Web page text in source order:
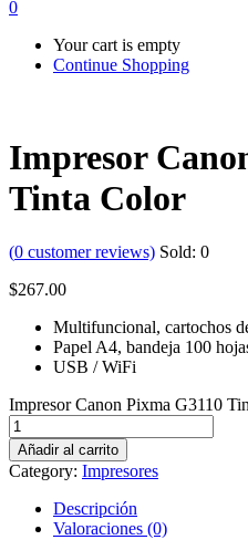
0
Your cart is empty
Continue Shopping
Impresor
Tinta Color
(0 customer reviews) Sold: 0
$267.00
Multifuncional, cartochos
Papel A4, bandeja 100
USB / WiFi
Impresor Canon Pixma G3110
Añadir al carrito
Category: Impresores
Descripción
Valoraciones (0)